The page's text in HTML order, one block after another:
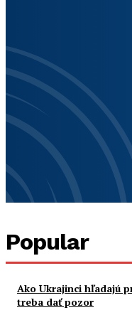
Popular
Ako Ukrajinci hľadajú
treba dať pozor